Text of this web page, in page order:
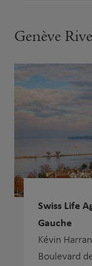
Genève
Swiss Life
Gauche
Kévin Harran
Boulevard